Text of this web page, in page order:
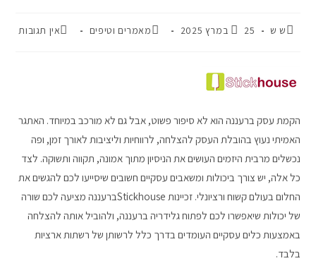
ש ש 25 במרץ 2025 מאמרים וטיפים אין תגובות
הקמת עסק ברעננה הוא לא סיפור פשוט, אבל גם לא מורכב במיוחד. האתגר
האמיתי נעוץ בהובלת העסק להצלחה, לרווחיות וליציבות לאורך זמן, ופה
נכשלים מרבית היזמים העושים את הניסיון מתוך אמונה, תקווה ותשוקה. לצד
כל אלה, יש צורך ביכולות ומשאבים עסקיים חשובים שיסייעו לכם להגשים את
החלום בעולם קשוח ורציונלי. זכיינות Stickhouseברעננה מציעה לכם שורה
של יכולות שיאפשרו לכם לפתוח גלידריה ברעננה, ולהוביל אותה להצלחה
באמצעות כלים עסקיים העומדים בדרך כלל לרשותן של רשתות ארציות
בלבד.